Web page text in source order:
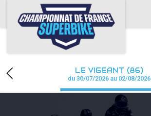
ACCUEIL
CHAMPIONNAT
CALENDRIERLE VIGEANT (86)
du 30/07/2026 au 02/08/2026